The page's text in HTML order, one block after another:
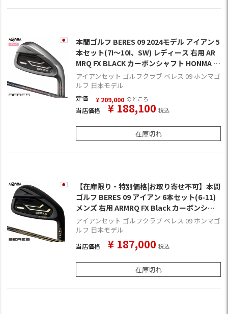
本間ゴルフ BERES 09 2024モデル アイアン 5
本セット(7I～10I、SW) レディース 右用 AR
MRQ FX BLACK カーボンシャフト HONMA 2
024年モデル 日本正規品
アイアンセット ゴルフクラブ ベレス 09 ホンマゴ
ルフ 日本モデル
定価 ¥ 209,000 のところ
当店価格 ¥ 188,100 税込
在庫切れ
【在庫限り・特別価格|お取り寄せ不可】本間
ゴルフ BERES 09 アイアン 6本セット(6-11)
メンズ 右用 ARMRQ FX Black カーボンシャ
フト HONMA 2024年モデル 日本正規品 ホン
マゴルフ ベレスブラック アーマックFX ゴル
アイアンセット ゴルフクラブ ベレス 09 ホンマゴ
ルフ 日本モデル
当店価格 ¥ 187,000 税込
在庫切れ